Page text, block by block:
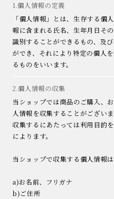
1.個人情報の定義
「個人情報」とは、生存する個
報に含まれる氏名、生年月日そ
識別することができるもの、及
ができ、それにより特定の個人
るものをいいます。
2.個人情報の収集
当ショップでは商品のご購入、
人情報を収集することがございま
収集するにあたっては利用目的
によります。
当ショップで収集する個人情報は
a)お名前、フリガナ
b)ご住所